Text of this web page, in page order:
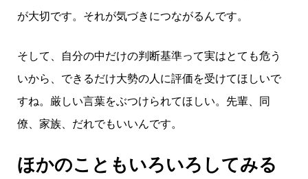
が大切です。それが気づきにつながるんです。
そして、自分の中だけの判断基準って実はとても危う
いから、できるだけ大勢の人に評価を受けてほしいで
すね。厳しい言葉をぶつけられてほしい。先輩、同
僚、家族、だれでもいいんです。
ほかのこともいろいろしてみる